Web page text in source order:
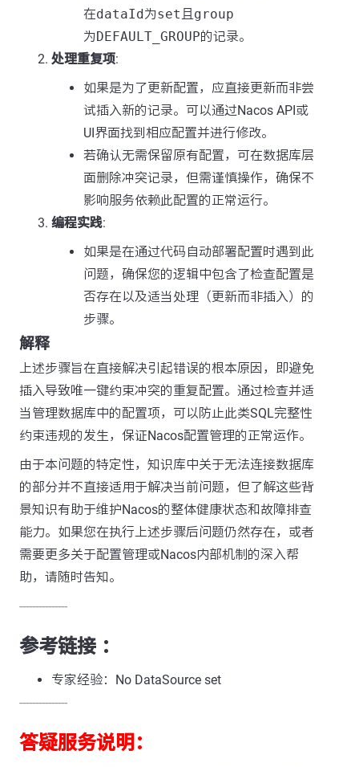
在dataId为set 且 group
为DEFAULT_GROUP的记录。
处理重复项:
如果是为了更新配置，应直接更新而非尝
试插入新的记录。可以通过Nacos API或
UI界面找到相应配置并进行修改。
若确认无需保留原有配置，可在数据库层
面删除冲突记录，但需谨慎操作，确保不
影响服务依赖此配置的正常运行。
编程实践:
如果是在通过代码自动部署配置时遇到此
问题，确保您的逻辑中包含了检查配置是
否存在以及适当处理（更新而非插入）的
步骤。
解释
上述步骤旨在直接解决引起错误的根本原因，即避免
插入导致唯一键约束冲突的重复配置。通过检查并适
当管理数据库中的配置项，可以防止此类SQL完整性
约束违规的发生，保证Nacos配置管理的正常运作。
由于本问题的特定性，知识库中关于无法连接数据库
的部分并不直接适用于解决当前问题，但了解这些背
景知识有助于维护Nacos的整体健康状态和故障排查
能力。如果您在执行上述步骤后问题仍然存在，或者
需要更多关于配置管理或Nacos内部机制的深入帮
助，请随时告知。
---------------
参考链接 ：
专家经验：No DataSource set
---------------
答疑服务说明：